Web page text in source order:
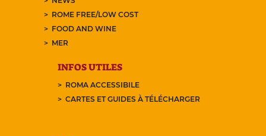
ROME FREE/LOW COST
FOOD AND WINE
MER
INFOS UTILES
ROMA ACCESSIBILE
CARTES ET GUIDES À TÉLÉCHARGER